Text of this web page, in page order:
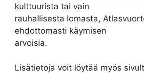
kulttuurista tai vain
rauhallisesta lomasta,
ehdottomasti käymisen
arvoisia.
Lisätietoja voit löytää myös